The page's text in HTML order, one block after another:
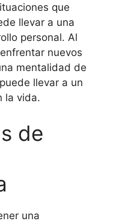
que
llevar a una
personal. Al
nuevos
mentalidad de
llevar a un
la vida.
de
una